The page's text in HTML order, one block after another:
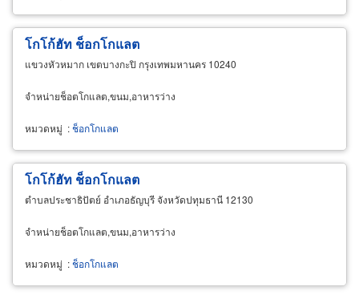
โกโก้ฮัท ช็อกโกแลต
แขวงหัวหมาก เขตบางกะปิ กรุงเทพมหานคร 10240
จำหน่ายช็อตโกแลต,ขนม,อาหารว่าง
หมวดหมู่ :ช็อกโกแลต
โกโก้ฮัท ช็อกโกแลต
ตำบลประชาธิปัตย์ อำเภอธัญบุรี จังหวัดปทุมธานี 12130
จำหน่ายช็อตโกแลต,ขนม,อาหารว่าง
หมวดหมู่ :ช็อกโกแลต